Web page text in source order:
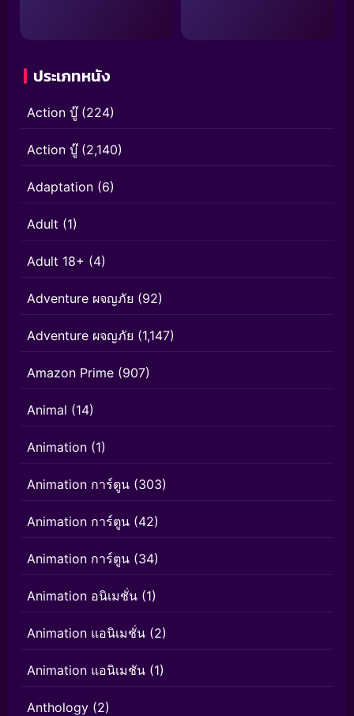
ประเภทหนัง
Action บู๊(224)
Action บู๊(2,140)
Adaptation (6)
Adult (1)
Adult 18+ (4)
Adventure ผจญภัย (92)
Adventure ผจญภัย (1,147)
Amazon Prime (907)
Animal (14)
Animation (1)
Animation การ์ตูน (303)
Animation การ์ตูน (42)
Animation การ์ตูน (34)
Animation อนิเมชั่น (1)
Animation แอนิเมชั่น (2)
Animation แอนิเมชัน (1)
Anthology (2)